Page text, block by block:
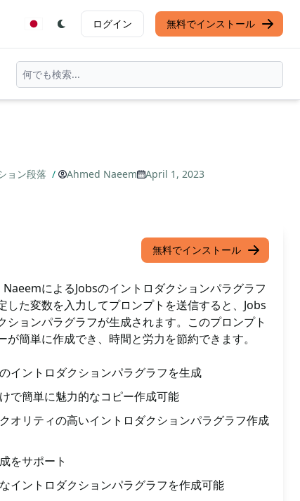
ログイン 無料でインストール
ョン段落 / Ahmed Naeem
April 1, 2023
無料でインストール
によるJobsのイントロダクションパラグラフ
した変数を入力してプロンプトを送信すると、Jobs
ションパラグラフが生成されます。このプロンプト
簡単に作成でき、時間と労力を節約できます。
イントロダクションパラグラフを生成
で簡単に魅力的なコピー作成可能
オリティの高いイントロダクションパラグラフ作成
をサポート
イントロダクションパラグラフを作成可能